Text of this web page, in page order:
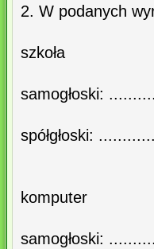
2. W podanych
szkoła
samogłoski:
spółgłoski:
komputer
samogłoski: